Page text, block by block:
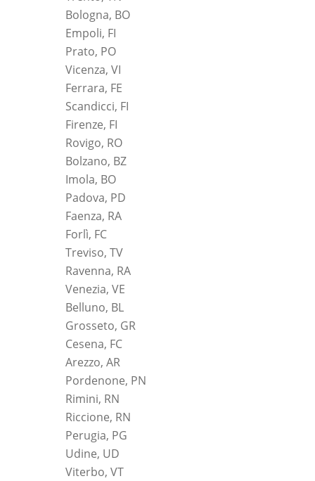
Bologna, BO
Empoli, FI
Prato, PO
Vicenza, VI
Ferrara, FE
Scandicci, FI
Firenze, FI
Rovigo, RO
Bolzano, BZ
Imola, BO
Padova, PD
Faenza, RA
Forlì, FC
Treviso, TV
Ravenna, RA
Venezia, VE
Belluno, BL
Grosseto, GR
Cesena, FC
Arezzo, AR
Pordenone, PN
Rimini, RN
Riccione, RN
Perugia, PG
Udine, UD
Viterbo, VT